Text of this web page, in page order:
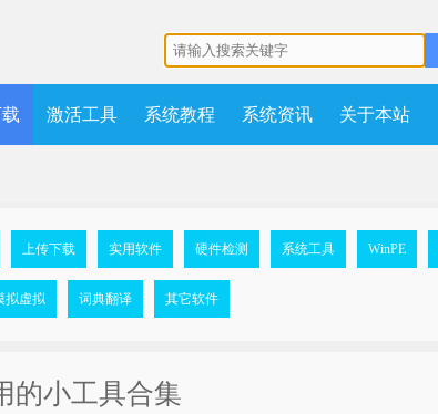
激活工具 系统教程 系统资讯 关于本站
上传下载 实用软件 硬件检测 系统工具 WinPE
拟虚拟 词典翻译 其它软件
的小工具合集